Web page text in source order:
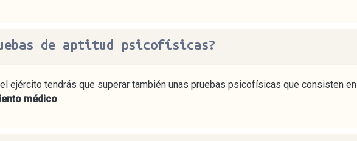
de aptitud psicofísicas?
ejército tendrás que superar también unas pruebas psicofísicas que consisten en
médico.